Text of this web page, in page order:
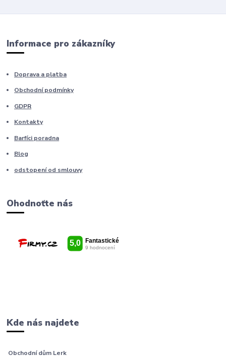
Informace pro zákazníky
Doprava a platba
Obchodní podmínky
GDPR
Kontakty
Barfíci poradna
Blog
odstopení od smlouvy
Ohodnoťte nás
Kde nás najdete
Obchodní dům Lerk